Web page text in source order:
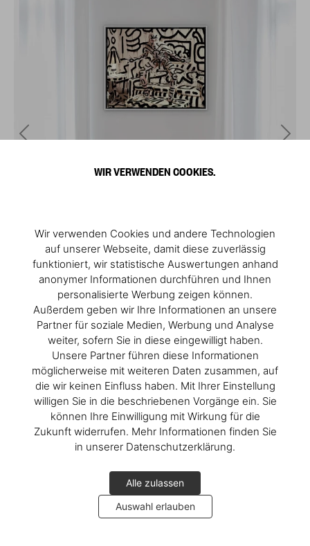
WIR VERWENDEN COOKIES.
Wir verwenden Cookies und andere Technologien
auf unserer Webseite, damit diese zuverlässig
funktioniert, wir statistische Auswertungen anhand
anonymer Informationen durchführen und Ihnen
personalisierte Werbung zeigen können.
Außerdem geben wir Ihre Informationen an unsere
Partner für soziale Medien, Werbung und Analyse
weiter, sofern Sie in diese eingewilligt haben.
Unsere Partner führen diese Informationen
möglicherweise mit weiteren Daten zusammen, auf
die wir keinen Einfluss haben. Mit Ihrer Einstellung
willigen Sie in die beschriebenen Vorgänge ein. Sie
können Ihre Einwilligung mit Wirkung für die
Zukunft widerrufen. Mehr Informationen finden Sie
in unserer Datenschutzerklärung.
Alle zulassen
Auswahl erlauben